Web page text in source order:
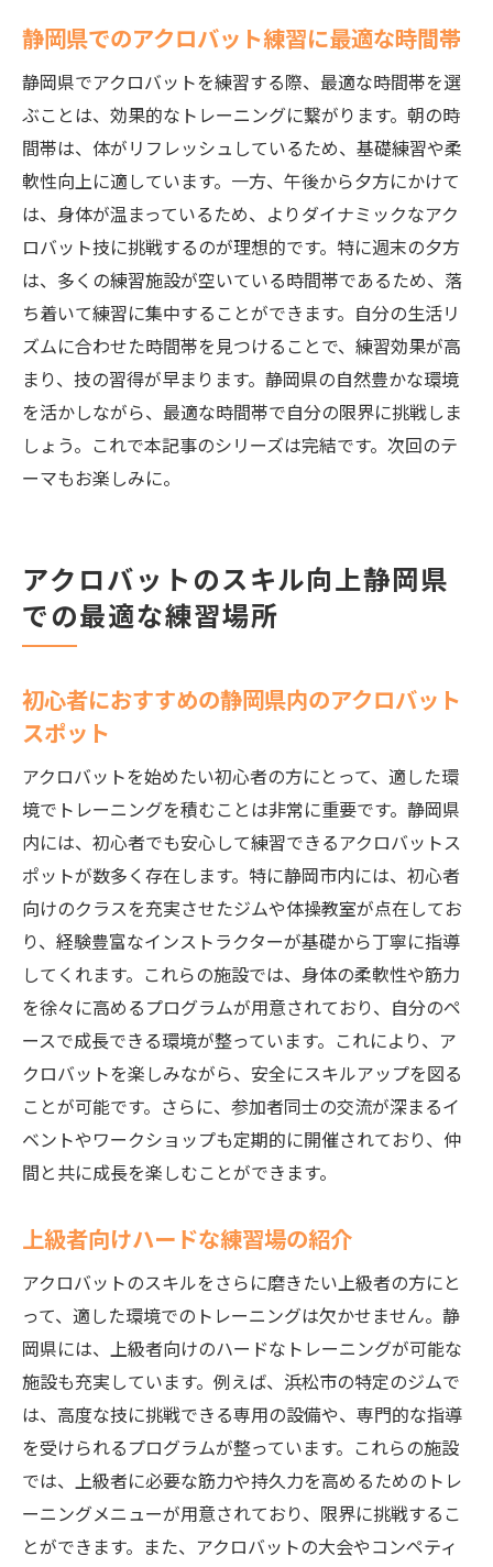
静岡県でのアクロバット練習に最適な時間帯
静岡県でアクロバットを練習する際、最適な時間帯を選
ぶことは、効果的なトレーニングに繋がります。朝の時
間帯は、体がリフレッシュしているため、基礎練習や柔
軟性向上に適しています。一方、午後から夕方にかけて
は、身体が温まっているため、よりダイナミックなアク
ロバット技に挑戦するのが理想的です。特に週末の夕方
は、多くの練習施設が空いている時間帯であるため、落
ち着いて練習に集中することができます。自分の生活リ
ズムに合わせた時間帯を見つけることで、練習効果が高
まり、技の習得が早まります。静岡県の自然豊かな環境
を活かしながら、最適な時間帯で自分の限界に挑戦しま
しょう。これで本記事のシリーズは完結です。次回のテ
ーマもお楽しみに。
アクロバットのスキル向上静岡県
での最適な練習場所
初心者におすすめの静岡県内のアクロバット
スポット
アクロバットを始めたい初心者の方にとって、適した環
境でトレーニングを積むことは非常に重要です。静岡県
内には、初心者でも安心して練習できるアクロバットス
ポットが数多く存在します。特に静岡市内には、初心者
向けのクラスを充実させたジムや体操教室が点在してお
り、経験豊富なインストラクターが基礎から丁寧に指導
してくれます。これらの施設では、身体の柔軟性や筋力
を徐々に高めるプログラムが用意されており、自分のペ
ースで成長できる環境が整っています。これにより、ア
クロバットを楽しみながら、安全にスキルアップを図る
ことが可能です。さらに、参加者同士の交流が深まるイ
ベントやワークショップも定期的に開催されており、仲
間と共に成長を楽しむことができます。
上級者向けハードな練習場の紹介
アクロバットのスキルをさらに磨きたい上級者の方にと
って、適した環境でのトレーニングは欠かせません。静
岡県には、上級者向けのハードなトレーニングが可能な
施設も充実しています。例えば、浜松市の特定のジムで
は、高度な技に挑戦できる専用の設備や、専門的な指導
を受けられるプログラムが整っています。これらの施設
では、上級者に必要な筋力や持久力を高めるためのトレ
ーニングメニューが用意されており、限界に挑戦するこ
とができます。また、アクロバットの大会やコンペティ